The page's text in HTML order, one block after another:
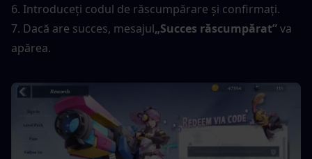
6. Introduceți codul de răscumpărare și confirmați.
7. Dacă are succes, mesajul„Succes răscumpărat” va
apărea.